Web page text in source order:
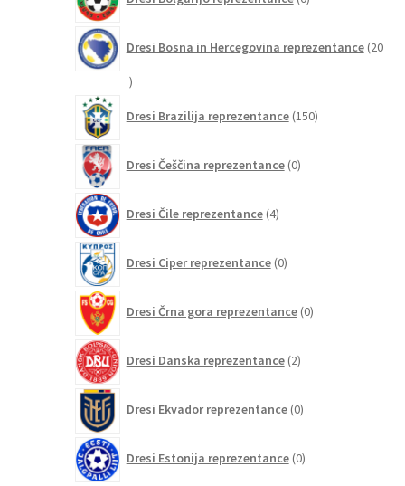
izdelkov
Dresi Bosna in Hercegovina reprezentance 20
20
Dresi Brazilija reprezentance 150izdelkov
Dresi Češčina reprezentance 0izdelkov
Dresi Čile reprezentance 4izdelki
Dresi Ciper reprezentance 0izdelkov
Dresi Črna gora reprezentance 0izdelkov
Dresi Danska reprezentance 2izdelka
Dresi Ekvador reprezentance 0izdelkov
Dresi Estonija reprezentance 0izdelkov